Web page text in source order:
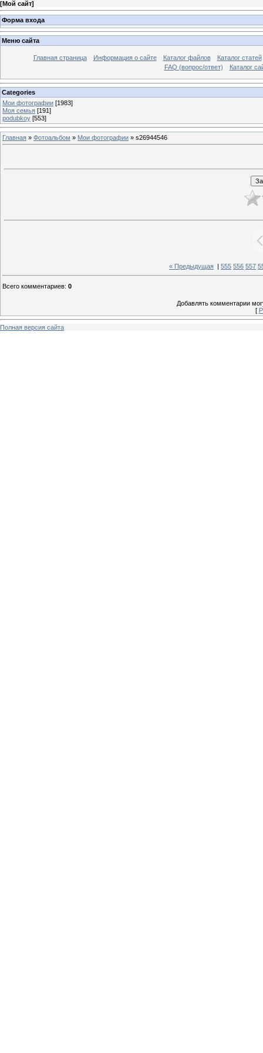
[Мой сайт]
Форма входа
Меню сайта
Главная страница Информация о сайте Каталог файлов
Каталог статей
FAQ (вопрос/ответ)
Каталог
Categories
Мои фотографии [1983]
Моя семья [191]
podubkoy [553]
Главная » Фотоальбом » Мои фотографии » s26944546
« Предыдущая 555 556 557
Всего комментариев: 0
Добавлять комментарии
[
Полная версия сайта